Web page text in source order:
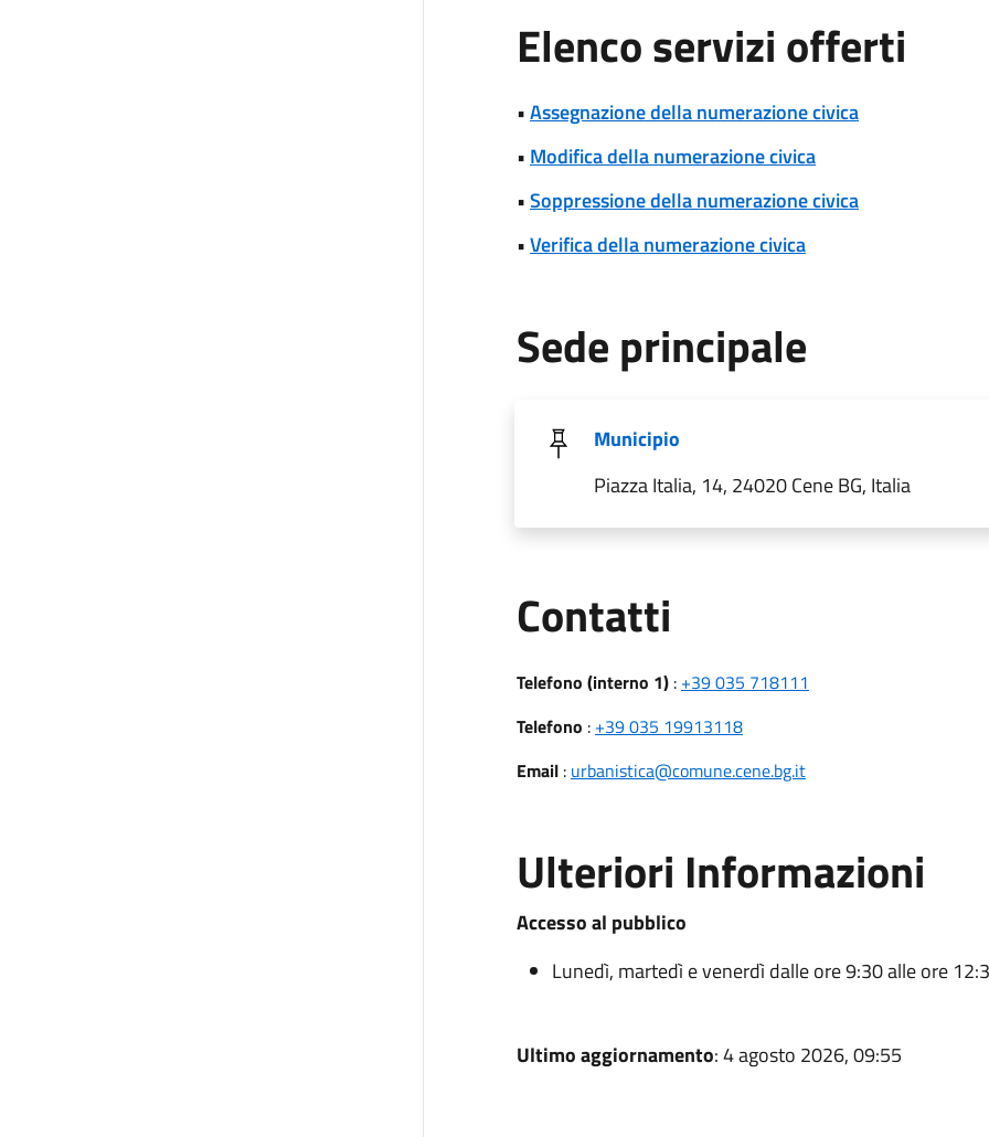
Elenco servizi offerti
•Assegnazione della numerazione civica
• Modifica della numerazione civica
•Soppressione della numerazione civica
•Verifica della numerazione civica
Sede principale
Municipio
Piazza Italia, 14, 24020 Cene BG, Italia
Contatti
Telefono (interno 1): +39 035 718111
Telefono : +39 035 19913118
Email: urbanistica@comune.cene.bg.it
Ulteriori Informazioni
Accesso al pubblico
Lunedì, martedì e venerdì dalle ore 9:30 alle ore
Ultimo aggiornamento: 4 agosto 2026, 09:55